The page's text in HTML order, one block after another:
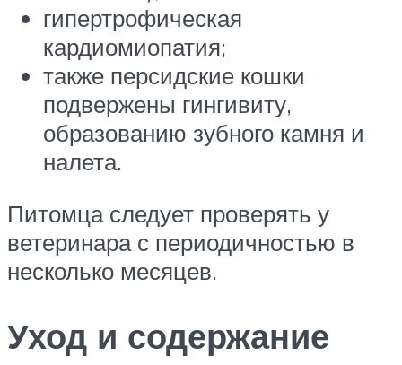
гипертрофическая
кардиомиопатия;
также персидские кошки
подвержены гингивиту,
образованию зубного камня и
налета.
Питомца следует проверять у
ветеринара с периодичностью в
несколько месяцев.
Уход и содержание